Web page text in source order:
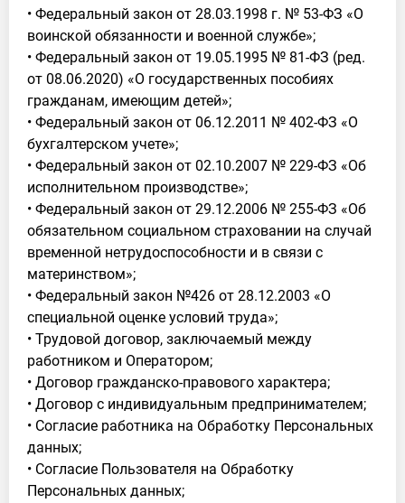
• Федеральный закон от 28.03.1998 г. № 53-ФЗ «О
воинской обязанности и военной службе»;
• Федеральный закон от 19.05.1995 № 81-ФЗ (ред.
от 08.06.2020) «О государственных пособиях
гражданам, имеющим детей»;
• Федеральный закон от 06.12.2011 № 402-ФЗ «О
бухгалтерском учете»;
• Федеральный закон от 02.10.2007 № 229-ФЗ «Об
исполнительном производстве»;
• Федеральный закон от 29.12.2006 № 255-ФЗ «Об
обязательном социальном страховании на случай
временной нетрудоспособности и в связи с
материнством»;
• Федеральный закон №426 от 28.12.2003 «О
специальной оценке условий труда»;
• Трудовой договор, заключаемый между
работником и Оператором;
• Договор гражданско-правового характера;
• Договор с индивидуальным предпринимателем;
• Согласие работника на Обработку Персональных
данных;
• Согласие Пользователя на Обработку
Персональных данных;